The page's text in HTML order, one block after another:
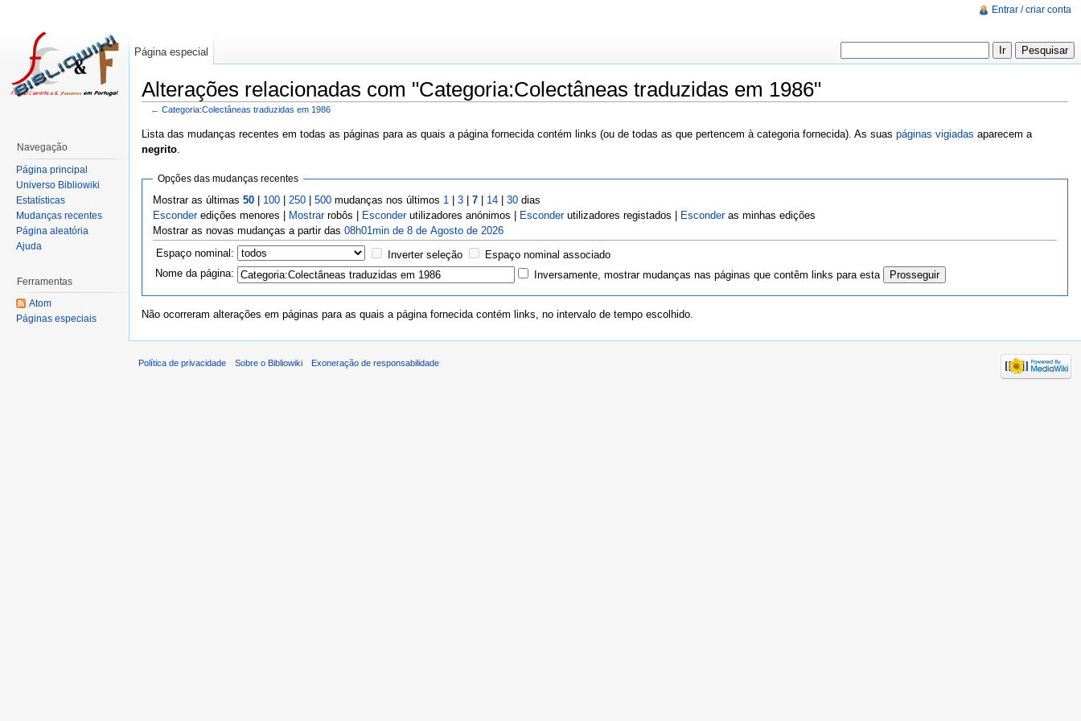
Alterações relacionadas com "Categoria:Colectâneas traduzidas em 1986"
← Categoria:Colectâneas traduzidas em 1986
Lista das mudanças recentes em todas as páginas para as quais a página fornecida contém links (ou de todas as que pertencem à categoria fornecida). As suas páginas vigiadas aparecem a
negrito
Opções das mudanças recentes
Mostrar as últimas 50| 100| 250| 500mudanças nos últimos 1 | 3| 7| 14| 30dias
Esconderedições menores | Mostrarrobôs | Esconderutilizadores anónimos | Esconderutilizadores registados | Esconderas minhas edições
Mostrar as novas mudanças a partir das 08h01min de 8 de Agosto de 2026
Espaço nominal:
Inverter seleção
Espaço nominal associado
Nome da página:
Inversamente, mostrar mudanças nas páginas que contêm links para esta
Não ocorreram alterações em páginas para as quais a página fornecida contém links, no intervalo de tempo escolhido.
Entrar / criar conta
Página especial
Navegação
Página principal
Universo Bibliowiki
Estatísticas
Mudanças recentes
Página aleatória
Ajuda
Ferramentas
Atom
Páginas especiais
Política de privacidade Sobre o Bibliowiki Exoneração de responsabilidade